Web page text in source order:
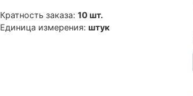
Кратность заказа: 10 шт.
Единица измерения: штук